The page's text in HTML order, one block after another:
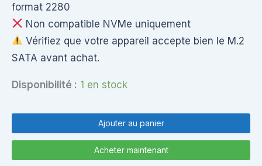
format 2280
Non compatible NVMe uniquement
Vérifiez que votre appareil accepte bien le M.2
SATA avant achat.
Disponibilité : 1 en stock
SSD
SK
Ajouter au panier
Acheter maintenant